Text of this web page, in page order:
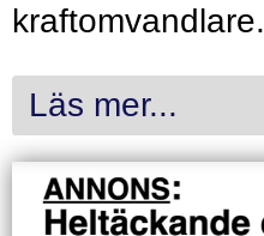
kraftomvandlare.
Läs mer...